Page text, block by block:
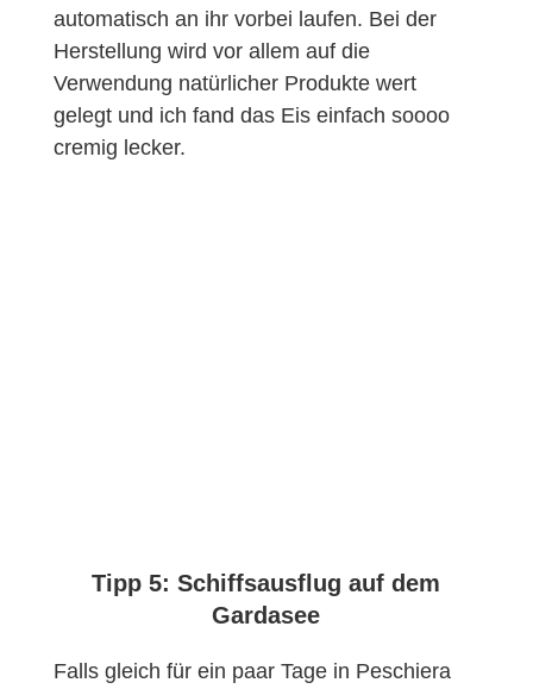
automatisch an ihr vorbei laufen. Bei der
Herstellung wird vor allem auf die
Verwendung natürlicher Produkte wert
gelegt und ich fand das Eis einfach soooo
cremig lecker.
Tipp 5: Schiffsausflug auf dem
Gardasee
Falls gleich für ein paar Tage in Peschiera